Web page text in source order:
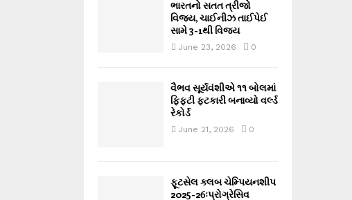
ભારતનો સતત ત્રીજો
વિજય, ચાઈનીઝ તાઈપેઈ
સામે 3-1થી વિજય
June 23, 2026 0
વૈભવ સૂર્યવંશીએ ૧૧ બોલમાં
ફિફ્ટી ફટકારી બનાવ્યો વર્લ્ડ
રેકોર્ડ
June 21, 2026 0
ફૂટસેલ ક્લબ ચેમ્પિયનશીપ
2025-26ઃપ્રોગ્રેસિવ